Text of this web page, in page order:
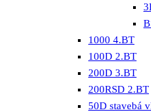
1000 4.BT
100D 2.BT
200D 3.BT
200RSD 2.BT
50D stavebá